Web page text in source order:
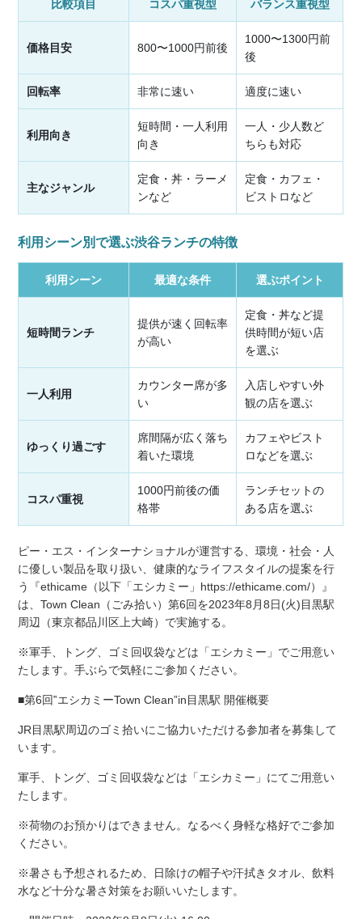
比較項目 コスパ重視型 バランス重視型
価格目安 800〜1000円前後
1000〜1300円前
後
回転率 非常に速い 適度に速い
利用向き
短時間・一人利用
向き
一人・少人数ど
ちらも対応
主なジャンル
定食・丼・ラーメ
ンなど
定食・カフェ・
ビストロなど
利用シーン別で選ぶ渋谷ランチの特徴
利用シーン 最適な条件 選ぶポイント
短時間ランチ
提供が速く回転率
が高い
定食・丼など提
供時間が短い店
を選ぶ
一人利用
カウンター席が多
い
入店しやすい外
観の店を選ぶ
ゆっくり過ごす
席間隔が広く落ち
着いた環境
カフェやビスト
ロなどを選ぶ
コスパ重視
1000円前後の価
格帯
ランチセットの
ある店を選ぶ
ピー・エス・インターナショナルが運営する、環境・社会・人
に優しい製品を取り扱い、健康的なライフスタイルの提案を行
う『ethicame（以下「エシカミー」https://ethicame.com/）』
は、Town Clean（ごみ拾い）第6回を2023年8月8日(火)目黒駅
周辺（東京都品川区上大崎）で実施する。
※軍⼿、トング、ゴミ回収袋などは「エシカミー」でご⽤意い
たします。手ぶらで気軽にご参加ください。
■第6回‟エシカミーTown Clean”in目黒駅 開催概要
JR目黒駅周辺のゴミ拾いにご協力いただける参加者を募集して
います。
軍手、トング、ゴミ回収袋などは「エシカミー」にてご用意い
たします。
※荷物のお預かりはできません。なるべく身軽な格好でご参加
ください。
※暑さも予想されるため、日除けの帽子や汗拭きタオル、飲料
水など十分な暑さ対策をお願いいたします。